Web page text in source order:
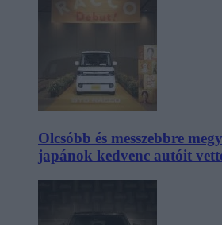
Olcsóbb és messzebbre
japánok kedvenc autóit